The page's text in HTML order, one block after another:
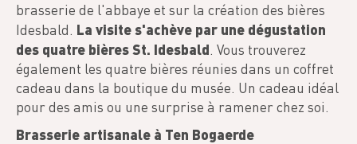
brasserie de l'abbaye et sur la création des bières
Idesbald. La visite s'achève par une dégustation
des quatre bières St. Idesbald. Vous trouverez
également les quatre bières réunies dans un coffret
cadeau dans la boutique du musée. Un cadeau idéal
pour des amis ou une surprise à ramener chez soi.
Brasserie artisanale à Ten Bogaerde